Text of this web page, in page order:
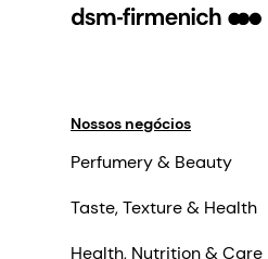
Nossos negócios
Perfumery & Beauty
Taste, Texture & Health
Health, Nutrition & Care